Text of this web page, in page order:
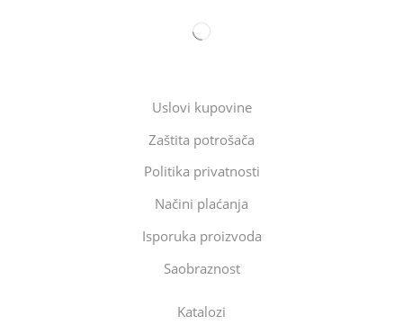
Uslovi kupovine
Zaštita potrošača
Politika privatnosti
Načini plaćanja
Isporuka proizvoda
Saobraznost
Katalozi